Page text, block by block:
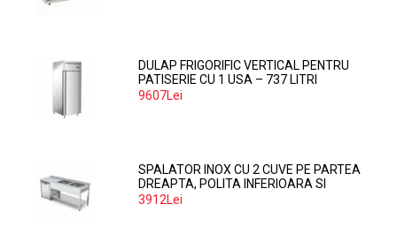
DULAP FRIGORIFIC VERTICAL PENTRU
PATISERIE CU 1 USA – 737 LITRI
9607Lei
SPALATOR INOX CU 2 CUVE PE PARTEA
DREAPTA, POLITA INFERIOARA SI
SPATIU MASINA SPALAT 160*70*85
3912Lei